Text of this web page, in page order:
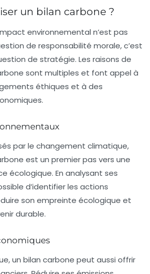
un bilan carbone ?
environnemental n’est pas
de responsabilité morale, c’est
de stratégie. Les raisons de
sont multiples et font appel à
éthiques et à des
par le changement climatique,
est un premier pas vers une
écologique. En analysant ses
d’identifier les actions
son empreinte écologique et
durable.
un bilan carbone peut aussi offrir